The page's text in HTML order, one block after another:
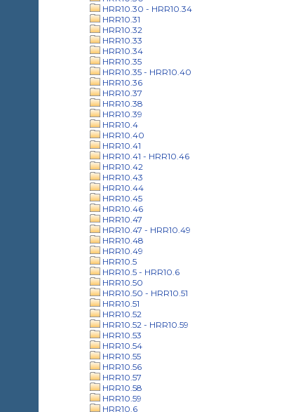
HRR10.30 - HRR10.34
HRR10.31
HRR10.32
HRR10.33
HRR10.34
HRR10.35
HRR10.35 - HRR10.40
HRR10.36
HRR10.37
HRR10.38
HRR10.39
HRR10.4
HRR10.40
HRR10.41
HRR10.41 - HRR10.46
HRR10.42
HRR10.43
HRR10.44
HRR10.45
HRR10.46
HRR10.47
HRR10.47 - HRR10.49
HRR10.48
HRR10.49
HRR10.5
HRR10.5 - HRR10.6
HRR10.50
HRR10.50 - HRR10.51
HRR10.51
HRR10.52
HRR10.52 - HRR10.59
HRR10.53
HRR10.54
HRR10.55
HRR10.56
HRR10.57
HRR10.58
HRR10.59
HRR10.6